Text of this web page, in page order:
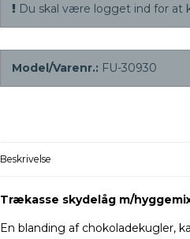
Du skal være logget ind for at
Model/Varenr.: FU-30930
Beskrivelse
Trækasse skydelåg m/
En blanding af chokoladekugler,